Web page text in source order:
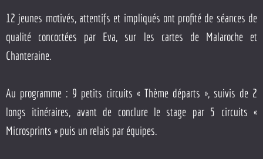
12 jeunes motivés, attentifs et impliqués ont profité de séances de
qualité concoctées par Eva, sur les cartes de Malaroche et
Chanteraine.
Au programme : 9 petits circuits « Thème départs », suivis de 2
longs itinéraires, avant de conclure le stage par 5 circuits «
Microsprints » puis un relais par équipes.